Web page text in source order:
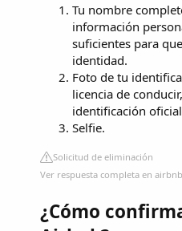
Tu nombre
información
suficientes para
identidad.
Foto de tu
licencia de
identificación
Selfie.
Solicitud de eliminación
Ver respuesta completa en
¿Cómo